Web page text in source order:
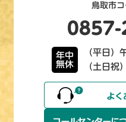
鳥取市
0857-
年中
無休
（平日）
（土日祝